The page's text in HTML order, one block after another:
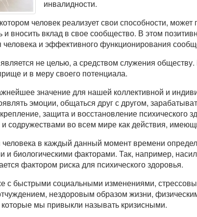
инвалидности.
человек реализует свои способности,
и вносить вклад в свое сообщество. В этом
человека и эффективного функционирования
не целью, а средством служения
и в меру своего потенциала.
значение для нашей коллективной и
эмоции, общаться друг с другом,
защита и восстановление психического
содружествами во всем мире как действия,
человека в каждый данный момент времени
и биологическими факторами. Так, например,
фактором риска для психического здоровья.
с быстрыми социальными изменениями,
нездоровым образом жизни,
которые мы привыкли называть кризисными.